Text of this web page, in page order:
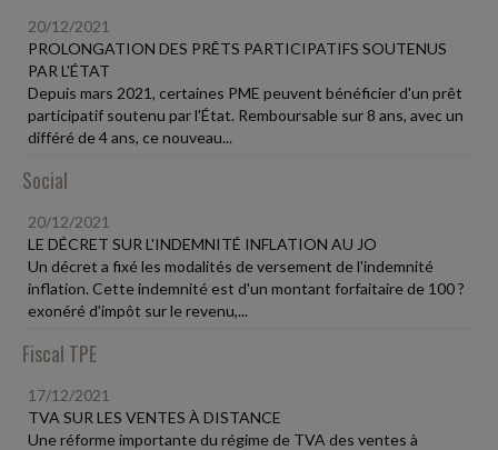
20/12/2021
PROLONGATION DES PRÊTS PARTICIPATIFS SOUTENUS
PAR L'ÉTAT
Depuis mars 2021, certaines PME peuvent bénéficier d'un prêt
participatif soutenu par l'État. Remboursable sur 8 ans, avec un
différé de 4 ans, ce nouveau...
Social
20/12/2021
LE DÉCRET SUR L'INDEMNITÉ INFLATION AU JO
Un décret a fixé les modalités de versement de l'indemnité
inflation. Cette indemnité est d'un montant forfaitaire de 100 ?
exonéré d'impôt sur le revenu,...
Fiscal TPE
17/12/2021
TVA SUR LES VENTES À DISTANCE
Une réforme importante du régime de TVA des ventes à